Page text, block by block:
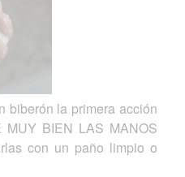
biberón la primera acción
MUY BIEN LAS MANOS
con un paño limpio o